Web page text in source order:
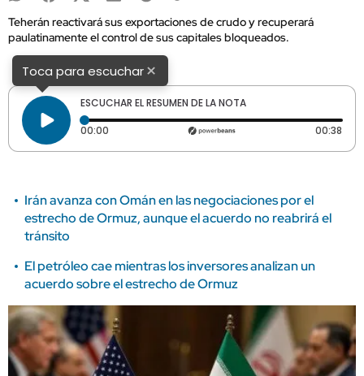
Teherán reactivará sus exportaciones de crudo y recuperará
paulatinamente el control de sus capitales bloqueados.
Toca para escuchar×
ESCUCHAR EL RESUMEN DE LA NOTA
00:00 Tiempo transcurrido: 0 segundos 00:38
Irán avanza con Omán en las negociaciones por el
estrecho de Ormuz, aunque el acuerdo no reabrirá el
tránsito
El petróleo cae mientras los inversores analizan un
acuerdo sobre el estrecho de Ormuz